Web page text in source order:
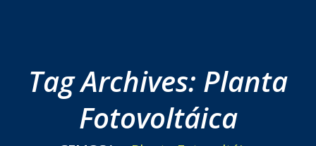
Tag Archives: Planta
Fotovoltáica